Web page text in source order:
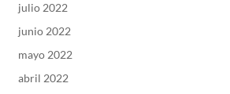
julio 2022
junio 2022
mayo 2022
abril 2022